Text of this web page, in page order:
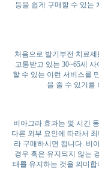
등을 쉽게 구매할 수 있는
처음으로 발기부전 치료
고통받고 있는 30~65세
할 수 있는 이런 서비스를
을 줄 수 있기를
비아그라 효과는 몇 시간
다른 외부 요인에 따라서
라 구매하시면 됩니다. 비
경우 혹은 유지되지 않는
태를 유지하는 것을 의미